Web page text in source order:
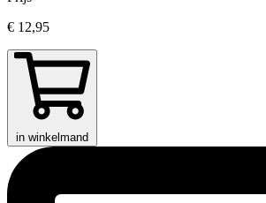
€ 12,95
in winkelmand